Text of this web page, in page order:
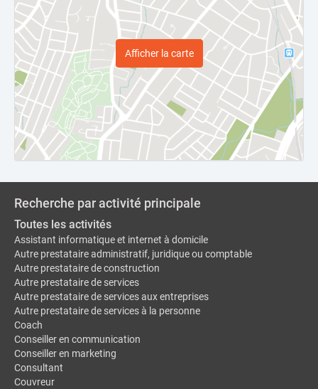
Afficher la carte
Recherche par activité principale
Toutes les activités
Assistant informatique et internet à domicile
Autre prestataire administratif, juridique ou comptable
Autre prestataire de construction
Autre prestataire de services
Autre prestataire de services aux entreprises
Autre prestataire de services à la personne
Coach
Conseiller en communication
Conseiller en marketing
Consultant
Couvreur